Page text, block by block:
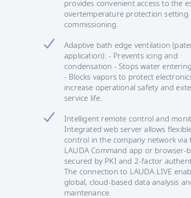
provides convenient access to the
overtemperature protection setting
commissioning.
Adaptive bath edge ventilation
application): - Prevents icing and
condensation - Stops water
- Blocks vapors to protect
increase operational safety and
service life.
Intelligent remote control and
Integrated web server allows
control in the company network via
LAUDA Command app or browser-
secured by PKI and 2-factor
The connection to LAUDA.LIVE
global, cloud-based data analysis
maintenance.